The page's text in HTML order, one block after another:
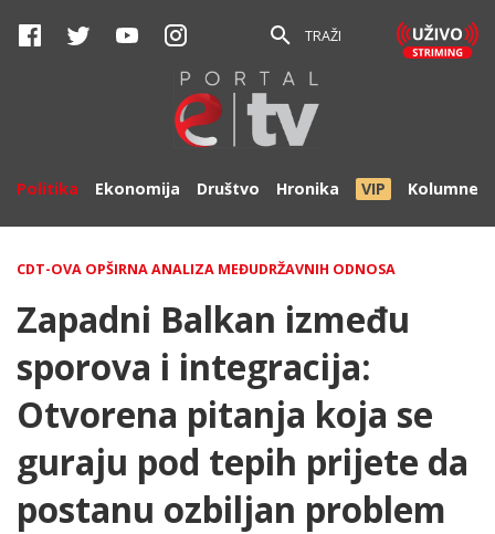
TRAŽI
Politika Ekonomija Društvo Hronika VIP Kolumne
CDT-OVA OPŠIRNA ANALIZA MEĐUDRŽAVNIH ODNOSA
Zapadni Balkan između
sporova i integracija:
Otvorena pitanja koja se
guraju pod tepih prijete da
postanu ozbiljan problem